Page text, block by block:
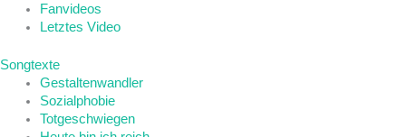
Fanvideos
Letztes Video
Songtexte
Gestaltenwandler
Sozialphobie
Totgeschwiegen